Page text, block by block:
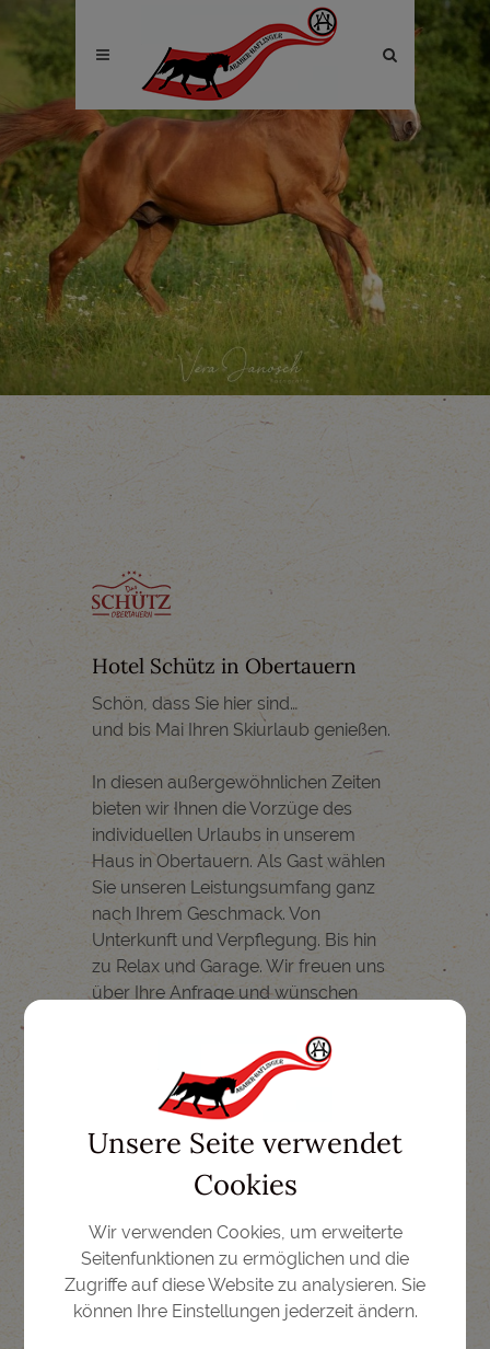
Site
search
Hotel Schütz in Obertauern
Schön, dass Sie hier sind…
und bis Mai Ihren Skiurlaub genießen.
In diesen außergewöhnlichen Zeiten
bieten wir Ihnen die Vorzüge des
individuellen Urlaubs in unserem
Haus in Obertauern. Als Gast wählen
Sie unseren Leistungsumfang ganz
nach Ihrem Geschmack. Von
Unterkunft und Verpflegung. Bis hin
zu Relax und Garage. Wir freuen uns
über Ihre Anfrage und wünschen
Ihre Familie Schütz und Team
Kontakt
06456 7204
office@hotel-schuetz.at
www.hotel-schuetz.at
Unsere Seite verwendet
Cookies
Wir verwenden Cookies, um erweiterte
Seitenfunktionen zu ermöglichen und die
Zugriffe auf diese Website zu analysieren. Sie
können Ihre Einstellungen jederzeit ändern.